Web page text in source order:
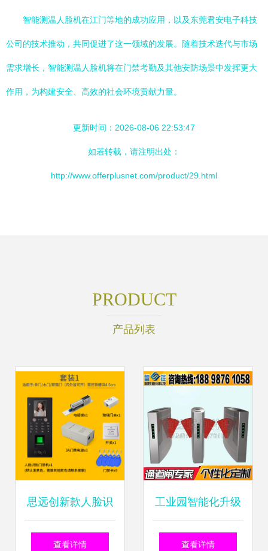
智能测温人脸机在江门等地的成功应用，以及东莞君安电子科技
公司的技术推动，共同促进了这一领域的发展。随着技术迭代与市场
需求增长，智能测温人脸机将在门禁考勤及其他安防场景中发挥更大
作用，为构建安全、高效的社会环境贡献力量。
更新时间：2026-08-06 22:53:47
如若转载，请注明出处：
http://www.offerplusnet.com/product/29.html
PRODUCT
产品列表
思远创新款人脸识
别门禁一体机 智能
查看详情
工业园智能化升级
对开式翼闸与不锈
查看详情